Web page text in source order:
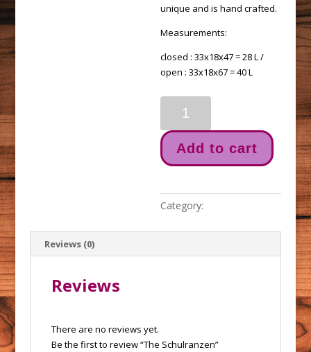
unique and is hand crafted.
Measurements:
closed : 33x18x47 = 28 L /
open : 33x18x67 = 40 L
Schulranzen
quantity
Add to cart
Category:
Reviews (0)
Reviews
There are no reviews yet.
Be the first to review “The Schulranzen”